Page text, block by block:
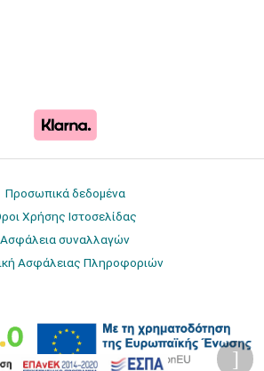
Προσωπικά δεδομένα
Χρήσης Ιστοσελίδας
Ασφάλεια συναλλαγών
Ασφάλειας Πληροφοριών